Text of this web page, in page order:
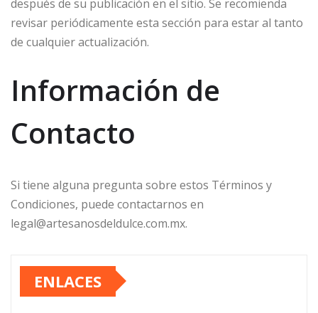
después de su publicación en el sitio. Se recomienda
revisar periódicamente esta sección para estar al tanto
de cualquier actualización.
Información de
Contacto
Si tiene alguna pregunta sobre estos Términos y
Condiciones, puede contactarnos en
legal@artesanosdeldulce.com.mx.
ENLACES